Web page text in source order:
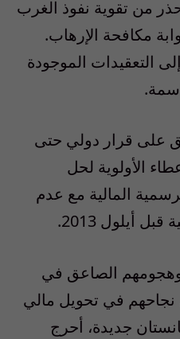
من تقوية نفوذ الغرب
مكافحة الإرهاب.
التعقيدات الموجودة
على قرار دولي حتى
الأولوية لحل
المالية مع عدم
أيلول 2013.
وهجومهم الصاعق في
نجاحهم في تحويل مالي
جديدة، أحرج